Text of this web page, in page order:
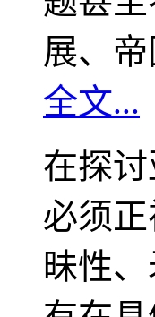
展、
全文...
在探
必须
昧性